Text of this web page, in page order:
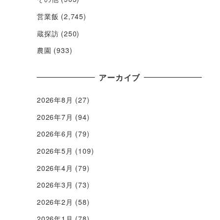
営業飯 (2,745)
蔵探訪 (250)
農園 (933)
アーカイブ
2026年8月 (27)
2026年7月 (94)
2026年6月 (79)
2026年5月 (109)
2026年4月 (79)
2026年3月 (73)
2026年2月 (58)